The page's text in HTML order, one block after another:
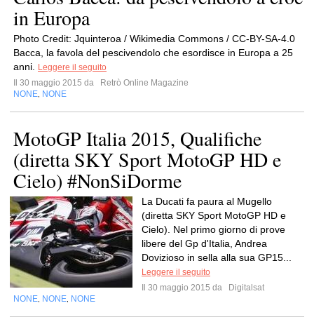
in Europa
Photo Credit: Jquinteroa / Wikimedia Commons / CC-BY-SA-4.0
Bacca, la favola del pescivendolo che esordisce in Europa a 25
anni.
Leggere il seguito
Il 30 maggio 2015 da
Retrò Online Magazine
NONE NONE
MotoGP Italia 2015, Qualifiche
(diretta SKY Sport MotoGP HD e
Cielo) #NonSiDorme
La Ducati fa paura al Mugello
(diretta SKY Sport MotoGP HD e
Cielo). Nel primo giorno di prove
libere del Gp d'Italia, Andrea
Dovizioso in sella alla sua GP15...
Leggere il seguito
Il 30 maggio 2015 da
Digitalsat
NONE NONE NONE